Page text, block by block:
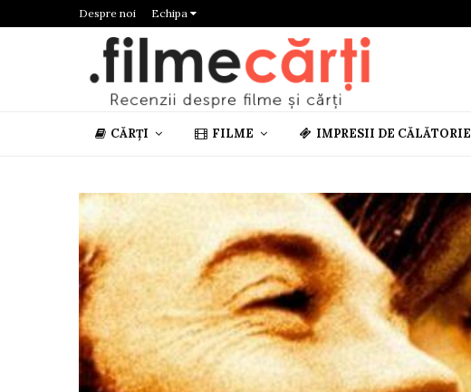
Despre noi Echipa
CĂRȚI FILME IMPRESII DE CĂLĂTORIE